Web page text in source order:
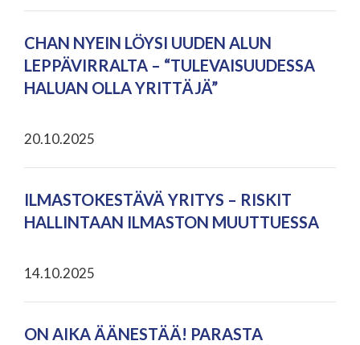
CHAN NYEIN LÖYSI UUDEN ALUN
LEPPÄVIRRALTA – “TULEVAISUUDESSA
HALUAN OLLA YRITTÄJÄ”
20.10.2025
ILMASTOKESTÄVÄ YRITYS – RISKIT
HALLINTAAN ILMASTON MUUTTUESSA
14.10.2025
ON AIKA ÄÄNESTÄÄ! PARASTA